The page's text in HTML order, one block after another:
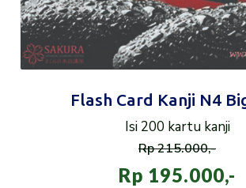
Flash Card Kanji N4
Isi 200 kartu kanji
Rp 215.000,-
Rp 195.000,-